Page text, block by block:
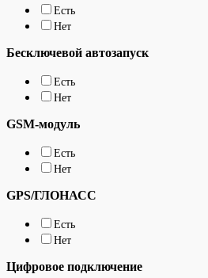
Есть
Нет
Бесключевой автозапуск
Есть
Нет
GSM-модуль
Есть
Нет
GPS/ГЛОНАСС
Есть
Нет
Цифровое подключение